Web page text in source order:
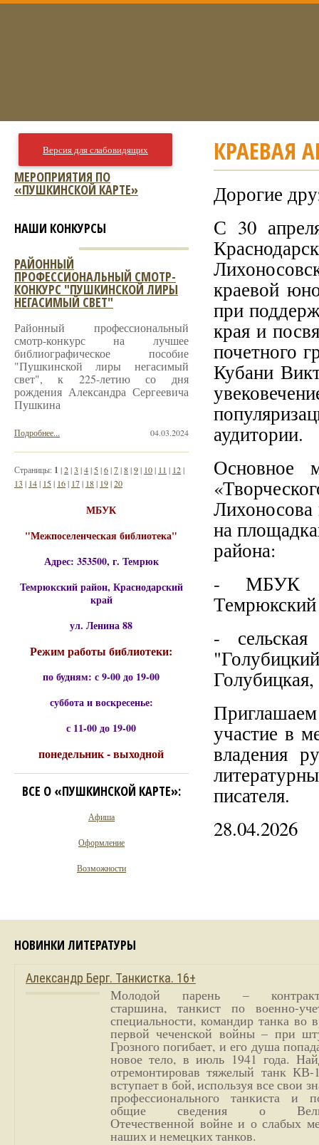
КРАЕВАЯ
Дорогие
С 30
краевой
при
края и
почетного
Кубани
аудитории.
Основное
Лихоносова
на
района:
- МБУК
-
участие в
владения
писателя.
28.04.2026
Версия для слабовидящих
МЕРОПРИЯТИЯ ПО
«ПУШКИНСКОЙ КАРТЕ»
НАШИ КОНКУРСЫ
РАЙОННЫЙ
ПРОФЕССИОНАЛЬНЫЙ СМОТР-
КОНКУРС "ПУШКИНСКОЙ ЛИРЫ
НЕГАСИМЫЙ СВЕТ"
Районный профессиональный
смотр-конкурс на лучшее
библиографическое пособие
"Пушкинской лиры негасимый
свет", к 225-летию со дня
рождения Александра Сергеевича
Пушкина
04.03.2024
Подробнее...
Страницы: 1 |2|3 |4| 5|6|7|8|9| 10| 11 | 12|
13 | 14| 15| 16| 17| 18| 19|20
МБУК
"Межпоселенческая библиотека"
Адрес: 353500, г. Темрюк
Темрюкский район, Краснодарский
край
ул. Ленина 88
Режим работы библиотеки:
по будням: с 9-00 до 19-00
суббота и воскресенье:
с 11-00 до 19-00
понедельник - выходной
ВСЕ О «ПУШКИНСКОЙ КАРТЕ»:
Афиша
Оформление
Возможности
НОВИНКИ ЛИТЕРАТУРЫ
Александр Берг. Танкистка. 16+
Молодой парень –
старшина, танкист по военно-
специальности, командир танка во
первой чеченской войны – при
Грозного погибает, и его душа
новое тело, в июль 1941 года.
отремонтировав тяжелый танк
вступает в бой, используя все свои
профессионального танкиста и
общие сведения о
Отечественной войне и о слабых
наших и немецких танков.